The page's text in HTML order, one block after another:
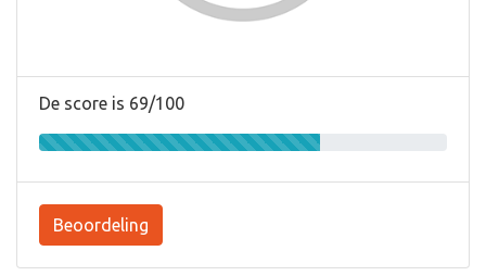
De score is 69/100
Beoordeling